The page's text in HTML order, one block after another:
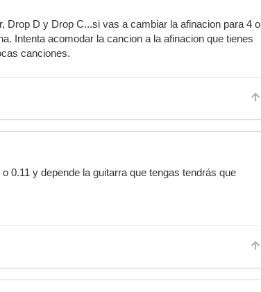
Drop D y Drop C...si vas a cambiar la afinacion para 4 o
Intenta acomodar la cancion a la afinacion que tienes
canciones.
0.11 y depende la guitarra que tengas tendrás que